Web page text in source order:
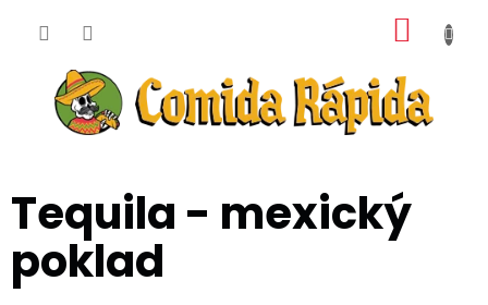
KOŠÍK
Tequila - mexický
poklad